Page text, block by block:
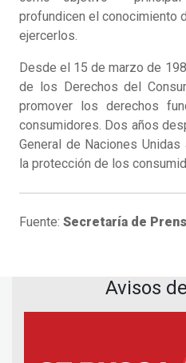
profundicen el conocimiento
ejercerlos.
Desde el 15 de marzo de
de los Derechos del
promover los derechos
consumidores. Dos años
General de Naciones
la protección de los
Fuente: Secretaría de
Avisos